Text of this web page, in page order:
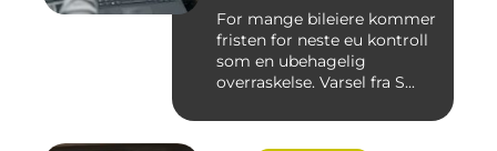
For mange bileiere kommer
fristen for neste eu kontroll
som en ubehagelig
overraskelse. Varsel fra S...